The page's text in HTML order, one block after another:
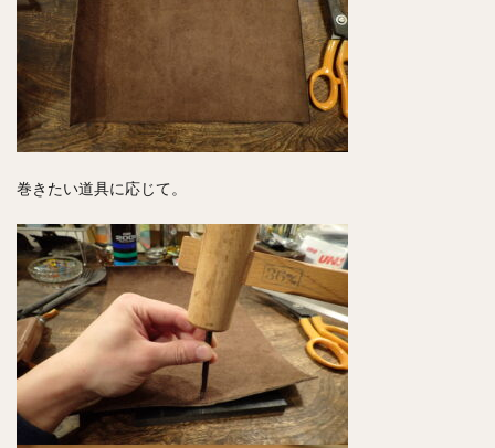
巻きたい道具に応じて。